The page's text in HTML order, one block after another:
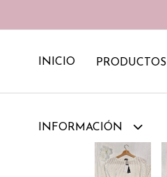
INICIO PRODUCTOS
INFORMACIÓN